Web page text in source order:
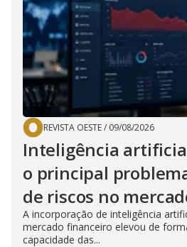
REVISTA OESTE/ 09/08/2026
Inteligência
o principal
de riscos no
A incorporação de inteligência
mercado financeiro elevou de
capacidade das...